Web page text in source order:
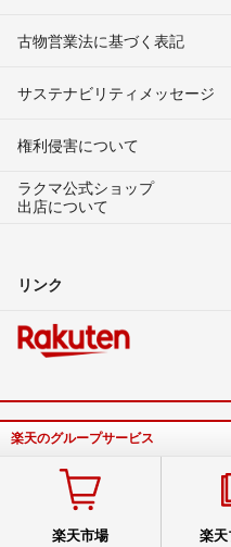
古物営業法に基づく表記
サステナビリティメッセージ
権利侵害について
ラクマ公式ショップ
出店について
リンク
楽天のグループサービス
楽天市場 楽天